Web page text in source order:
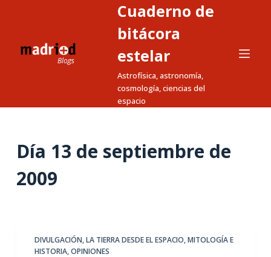
a
n
Cuaderno de
bitácora
estelar
Astrofísica, astronomía,
cosmología, ciencias del
espacio
Día 13 de septiembre de
2009
DIVULGACIÓN,LA TIERRA DESDE EL ESPACIO,MITOLOGÍA E
HISTORIA,OPINIONES